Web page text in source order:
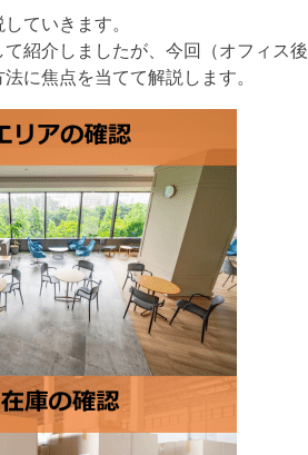
ていきます。
紹介しましたが、今回（オフィス後
に焦点を当てて解説します。